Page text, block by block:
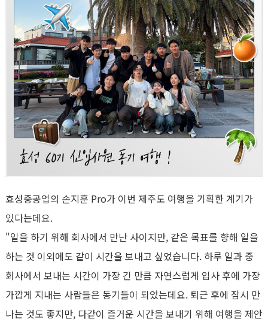
효성중공업의 손지훈 Pro가 이번 제주도 여행을 기획한 계기가
있다는데요.
"일을 하기 위해 회사에서 만난 사이지만, 같은 목표를 향해 일을
하는 것 이외에도 같이 시간을 보내고 싶었습니다. 하루 일과 중
회사에서 보내는 시간이 가장 긴 만큼 자연스럽게 입사 후에 가장
가깝게 지내는 사람들은 동기들이 되었는데요. 퇴근 후에 잠시 만
나는 것도 좋지만, 다같이 즐거운 시간을 보내기 위해 여행을 제안